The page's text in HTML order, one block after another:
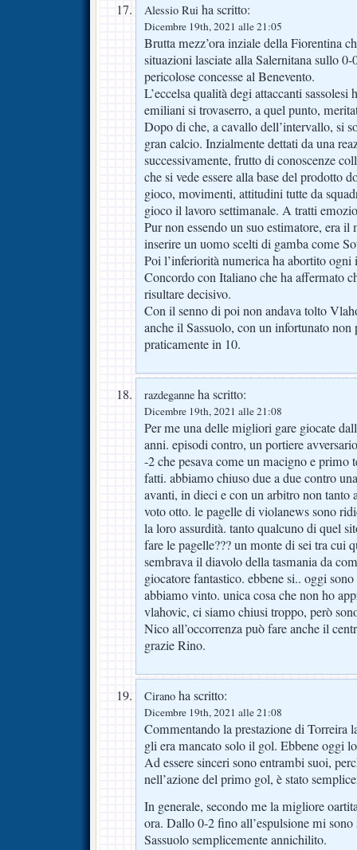
Alessio Rui ha scritto:
Dicembre 19th, 2021 alle 21:05
Brutta mezz’ora inziale della Fiorentina
situazioni lasciate alla Salernitana sullo
pericolose concesse al Benevento.
L’eccelsa qualità degi attaccanti sassolesi
emiliani si trovaserro, a quel punto,
Dopo di che, a cavallo dell’intervallo, si
gran calcio. Inzialmente dettati da una
successivamente, frutto di conoscenze
che si vede essere alla base del prodotto
gioco, movimenti, attitudini tutte da
gioco il lavoro settimanale. A tratti
Pur non essendo un suo estimatore, era
inserire un uomo scelti di gamba come
Poi l’inferiorità numerica ha abortito
Concordo con Italiano che ha affermato
risultare decisivo.
Con il senno di poi non andava tolto
anche il Sassuolo, con un infortunato
praticamente in 10.
razdeganne ha scritto:
Dicembre 19th, 2021 alle 21:08
Per me una delle migliori gare giocate
anni. episodi contro, un portiere
-2 che pesava come un macigno e primo
fatti. abbiamo chiuso due a due contro
avanti, in dieci e con un arbitro non tanto
voto otto. le pagelle di violanews sono
la loro assurdità. tanto qualcuno di quel
fare le pagelle??? un monte di sei tra cui
sembrava il diavolo della tasmania da
giocatore fantastico. ebbene si.. oggi
abbiamo vinto. unica cosa che non ho
vlahovic, ci siamo chiusi troppo, però
Nico all’occorrenza può fare anche il
grazie Rino.
Cirano ha scritto:
Dicembre 19th, 2021 alle 21:08
Commentando la prestazione di Torreira
gli era mancato solo il gol. Ebbene oggi
Ad essere sinceri sono entrambi suoi,
nell’azione del primo gol, è stato
In generale, secondo me la migliore
ora. Dallo 0-2 fino all’espulsione mi
Sassuolo semplicemente annichilito.